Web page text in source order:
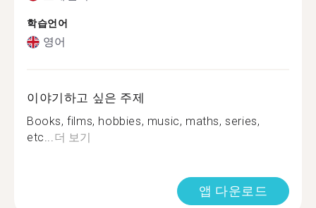
학습언어
영어
이야기하고 싶은 주제
Books, films, hobbies, music, maths, series,
etc...더 보기
앱 다운로드